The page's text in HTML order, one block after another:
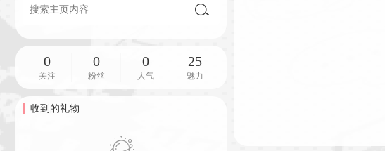
0
关注
0
粉丝
0
人气
25
魅力
收到的礼物